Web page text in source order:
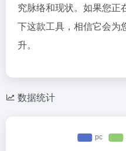
究脉络和现状。如果您正
下这款工具，相信它会为
升。
数据统计